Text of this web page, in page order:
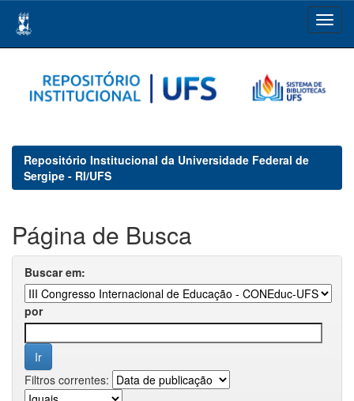
navigation
Repositório Institucional da Universidade Federal de
Sergipe - RI/UFS
Página de Busca
Buscar em:
por
Filtros correntes: